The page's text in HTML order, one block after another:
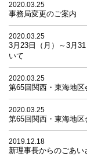
2020.03.25
事務局変更のご案内
2020.03.25
3月23日（月）～3月
いて
2020.03.25
第65回関西・東海地
2020.03.25
第65回関西・東海地
2019.12.18
新理事長からのごあい